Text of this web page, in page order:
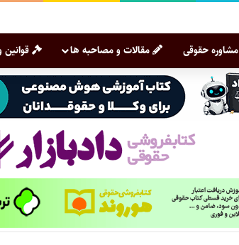
مشاوره حقوقی مقالات و مصاحبه ها